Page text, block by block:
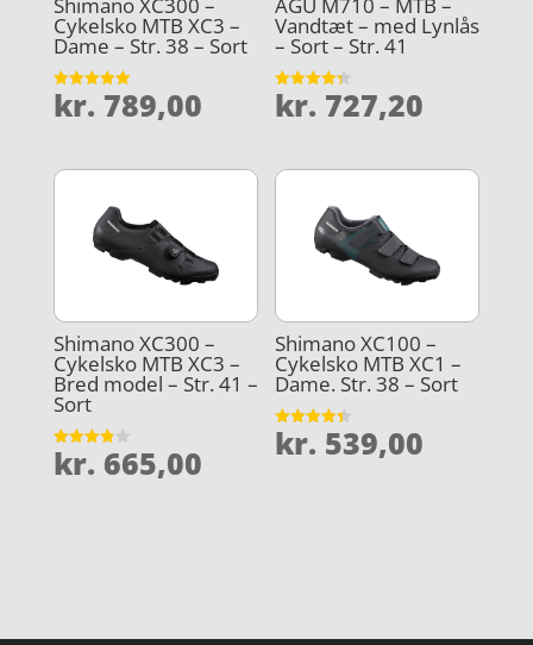
Cykelsko MTB XC3 –
Dame – Str. 38 – Sort
Vurderet
kr. 789,00
Vandtæt – med Lynlås
– Sort – Str. 41
Vurderet
4.3
kr. 727,20
Shimano XC300 –
Cykelsko MTB XC3 –
Bred model – Str. 41 –
Sort
Vurderet
3.9
kr. 665,00
Shimano XC100 –
Cykelsko MTB XC1 –
Dame. Str. 38 – Sort
Vurderet
4.4
kr. 539,00